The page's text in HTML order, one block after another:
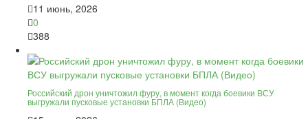
11 июнь, 2026
0
388
Российский дрон уничтожил фуру, в момент когда боевики ВСУ
выгружали пусковые установки БПЛА (Видео)